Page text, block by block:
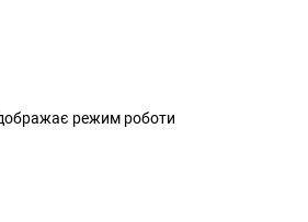
режим роботи